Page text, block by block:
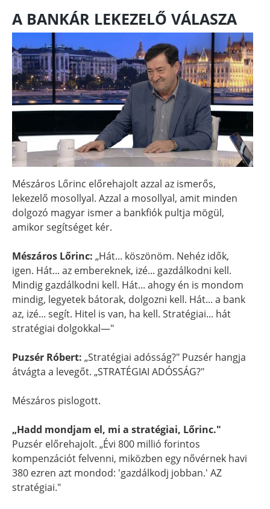
A BANKÁR LEKEZELŐ VÁLASZA
Mészáros Lőrinc előrehajolt azzal az ismerős,
lekezelő mosollyal. Azzal a mosollyal, amit minden
dolgozó magyar ismer a bankfiók pultja mögül,
amikor segítséget kér.
Mészáros Lőrinc: „Hát... köszönöm. Nehéz idők,
igen. Hát... az embereknek, izé... gazdálkodni kell.
Mindig gazdálkodni kell. Hát... ahogy én is mondom
mindig, legyetek bátorak, dolgozni kell. Hát... a bank
az, izé... segít. Hitel is van, ha kell. Stratégiai... hát
stratégiai dolgokkal—"
Puzsér Róbert: „Stratégiai adósság?" Puzsér hangja
átvágta a levegőt. „STRATÉGIAI ADÓSSÁG?"
Mészáros pislogott.
„Hadd mondjam el, mi a stratégiai, Lőrinc."
Puzsér előrehajolt. „Évi 800 millió forintos
kompenzációt felvenni, miközben egy nővérnek havi
380 ezren azt mondod: 'gazdálkodj jobban.' AZ
stratégiai."